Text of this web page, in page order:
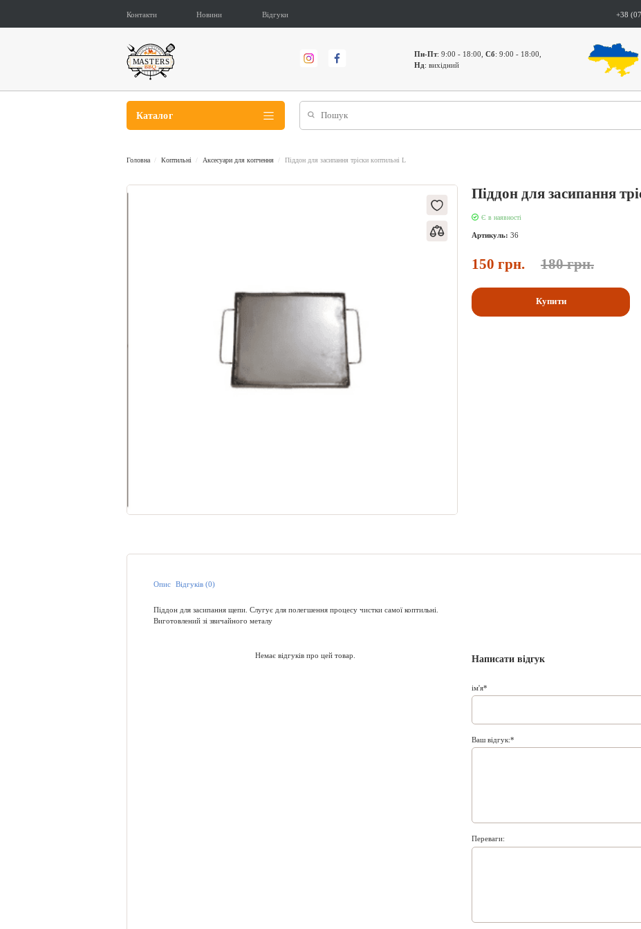
Контакти Новини Відгуки +38
Пн-Пт: 9:00 - 18:00,Сб: 9:00 - 18:00,
Нд: вихідний
Каталог
Головна Коптильні Аксесуари для копчення Піддон для засипання тріски коптильні L
Піддон для засипання
Є в наявності
Артикуль:36
150 грн. 180 грн.
Купити
Опис Відгуків (0)
Піддон для засипання щепи. Слугує для полегшення процесу чистки самої коптильні.
​​​​​​​Виготовлений зі звичайного металу
Написати відгук
ім'я
Ваш відгук:
Переваги:
Немає відгуків про цей товар.